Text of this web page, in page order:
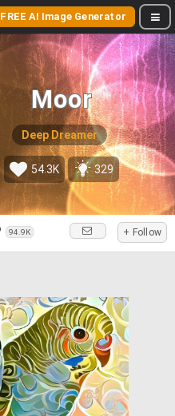
FREE AI Image Generator
Moor
Deep Dreamer
54.3K 329
94.9K + Follow